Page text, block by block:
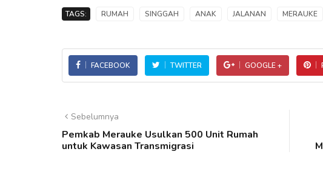
TAGS: RUMAH SINGGAH ANAK JALANAN MERAUKE
FACEBOOK TWITTER GOOGLE +
Sebelumnya
Pemkab Merauke Usulkan 500 Unit Rumah
untuk Kawasan Transmigrasi